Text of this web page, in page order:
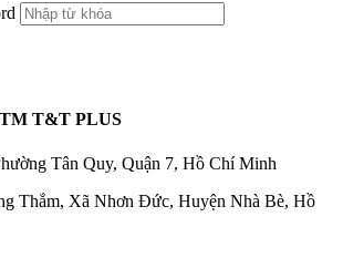
T&T PLUS
Tân Quy, Quận 7, Hồ Chí Minh
Thắm, Xã Nhơn Đức, Huyện Nhà Bè, Hồ